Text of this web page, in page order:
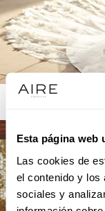
Esta página web
Las cookies de
el contenido y los
sociales y
AIRE BARCELONA